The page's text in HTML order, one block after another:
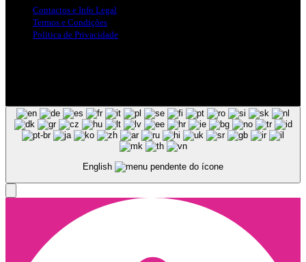
Contactos e Info Legal
Termos e Condições
Politica de Privacidade
English